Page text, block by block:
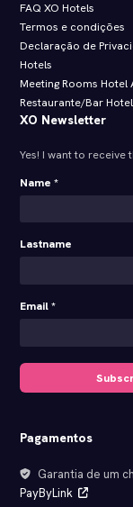
FAQ XO Hotels
Termos e condições
Declaração de
Hotels
Meeting Rooms Hotel
Restaurante/Bar
XO Newsletter
Yes! I want to receive
Name *
Lastname
Email *
Pagamentos
Garantia de um
PayByLink